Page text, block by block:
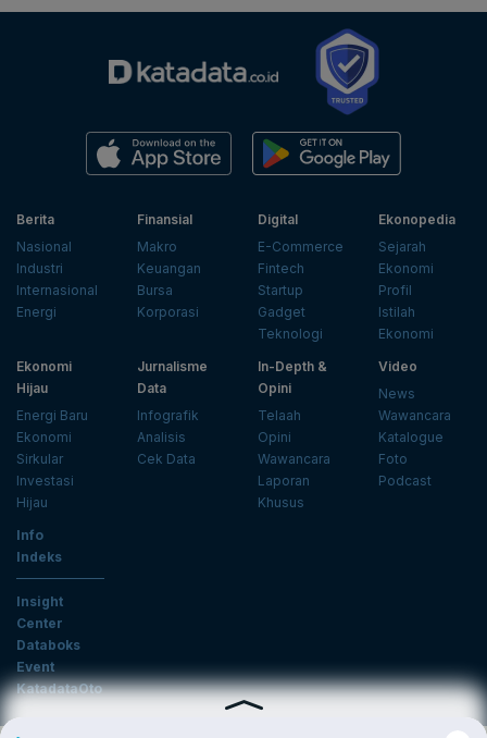
Berita
Nasional
Industri
Internasional
Energi
Finansial
Makro
Keuangan
Bursa
Korporasi
Digital
E-Commerce
Fintech
Startup
Gadget
Teknologi
Ekonopedia
Sejarah
Ekonomi
Profil
Istilah
Ekonomi
Ekonomi
Hijau
Energi Baru
Ekonomi
Sirkular
Investasi
Hijau
Jurnalisme
Data
Infografik
Analisis
Cek Data
In-Depth &
Opini
Telaah
Opini
Wawancara
Laporan
Khusus
Video
News
Wawancara
Katalogue
Foto
Podcast
Info
Indeks
Insight
Center
Databoks
Event
KatadataOto